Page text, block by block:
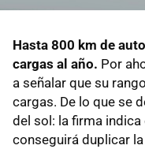
Hasta 800 km de
cargas al año. Por
a señalar que su
cargas. De lo que se
del sol: la firma indica
conseguirá duplicar